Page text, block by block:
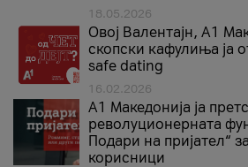
18.05.2026
Овој Валентајн, A1
скопски кафулиња ја
safe dating
16.02.2026
А1 Македонија ја
револуционерната
Подари на пријател“
корисници